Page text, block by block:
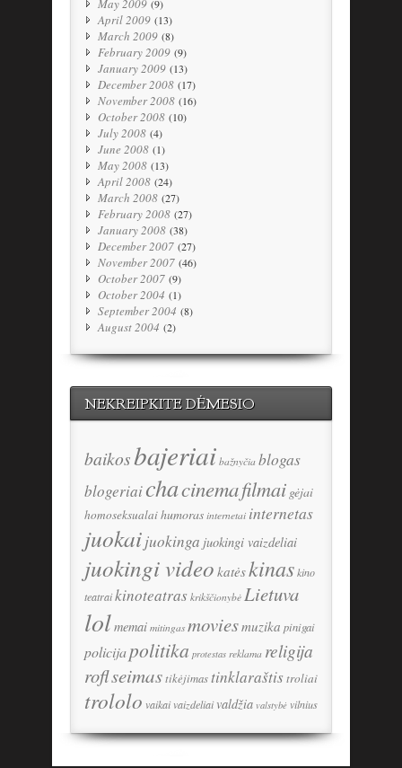
May 2009 (9)
April 2009 (13)
March 2009 (8)
February 2009 (9)
January 2009 (13)
December 2008 (17)
November 2008 (16)
October 2008 (10)
July 2008 (4)
June 2008 (1)
May 2008 (13)
April 2008 (24)
March 2008 (27)
February 2008 (27)
January 2008 (38)
December 2007 (27)
November 2007 (46)
October 2007 (9)
October 2004 (1)
September 2004 (8)
August 2004 (2)
NEKREIPKITE DĖMESIO
baikosbajeriai bažnyčia blogas
blogeriaichacinemafilmai gėjai
homoseksualaihumoras internetai internetas
juokaijuokinga juokingi vaizdeliai
juokingi video katėskinaskino
teatraikinoteatras krikščionybė Lietuva
lolmemai mitingas moviesmuzika pinigai
policijapolitika protestas reklama religija
roflseimastikėjimastinklaraštistroliai
trololo vaikai vaizdeliai valdžia valstybė vilnius